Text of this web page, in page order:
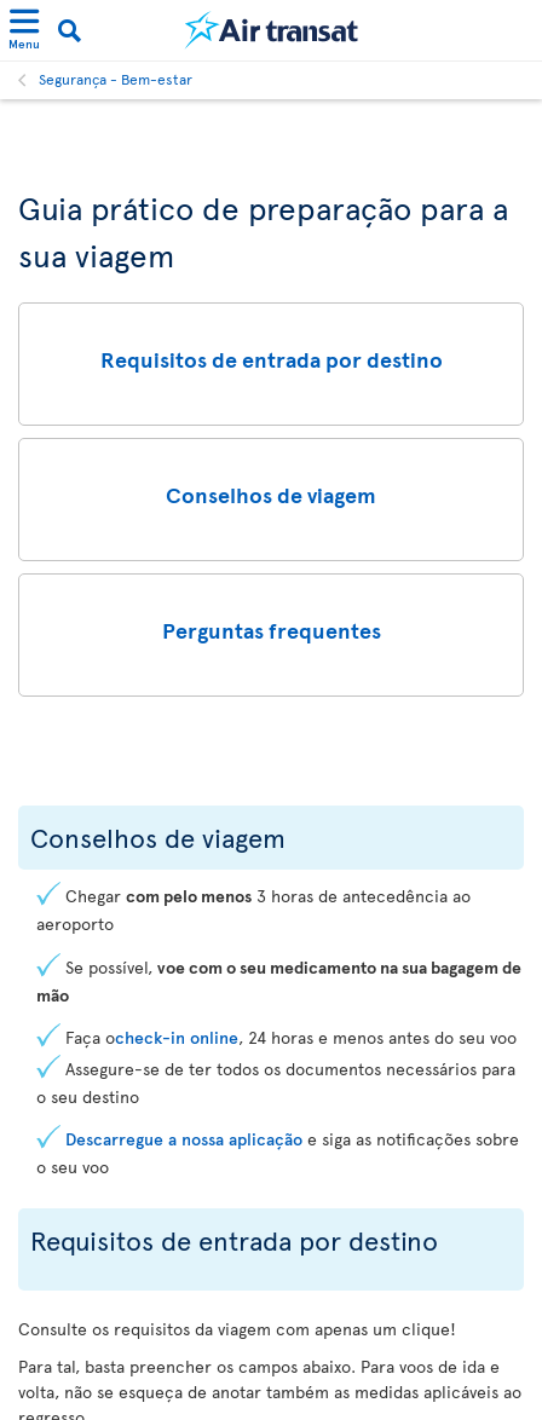
Menu
Segurança - Bem-estar
Guia prático de preparação para a
sua viagem
Requisitos de entrada por destino
Conselhos de viagem
Perguntas frequentes
Conselhos de viagem
Chegar com pelo menos 3 horas de antecedência ao
aeroporto
Se possível, voe com o seu medicamento na sua bagagem de
mão
Faça ocheck-in online, 24 horas e menos antes do seu voo
Assegure-se de ter todos os documentos necessários para
o seu destino
Descarregue a nossa aplicação e siga as notificações sobre
o seu voo
Requisitos de entrada por destino
Consulte os requisitos da viagem com apenas um clique!
Para tal, basta preencher os campos abaixo. Para voos de ida e
volta, não se esqueça de anotar também as medidas aplicáveis ao